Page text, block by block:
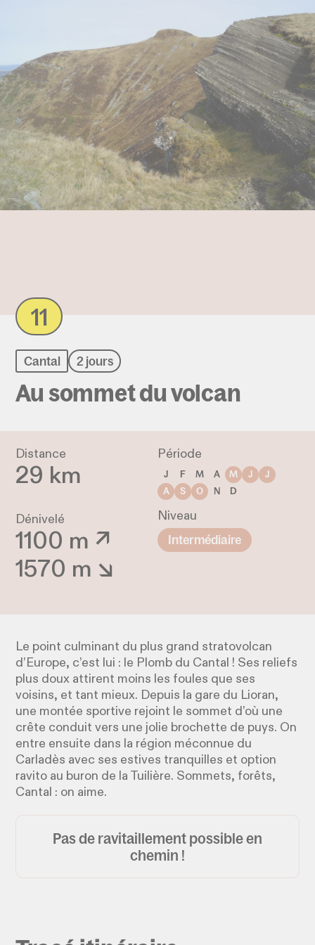
11
Cantal 2 jours
Au sommet du volcan
Distance
29 km
Dénivelé
1100 m ↗
1570 m ↘
Période
J
F M A M J
J
A
S O N
D
Niveau
Intermédiaire
Le point culminant du plus grand stratovolcan
d’Europe, c’est lui : le Plomb du Cantal ! Ses reliefs
plus doux attirent moins les foules que ses
voisins, et tant mieux. Depuis la gare du Lioran,
une montée sportive rejoint le sommet d’où une
crête conduit vers une jolie brochette de puys. On
entre ensuite dans la région méconnue du
Carladès avec ses estives tranquilles et option
ravito au buron de la Tuilière. Sommets, forêts,
Cantal : on aime.
Pas de ravitaillement possible en
chemin !